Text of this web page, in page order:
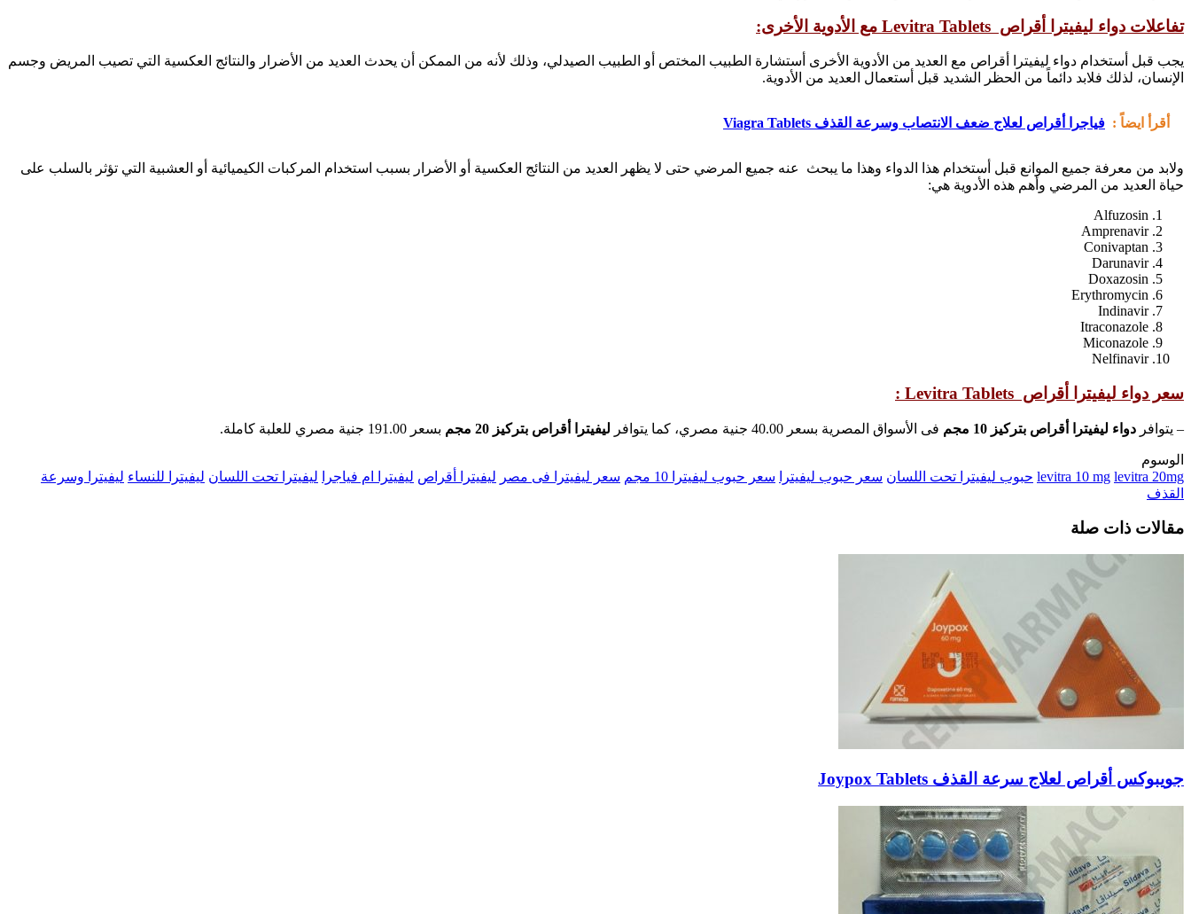
تفاعلات دواء ليفيترا أقراص Levitra Tablets مع الأدوية الأخرى:
يجب قبل أستخدام دواء ليفيترا أقراص مع العديد من الأدوية الأخرى أستشارة الطبيب المختص أو الطبيب الصيدلي، وذلك لأنه من الممكن أن يحدث العديد من الأضرار والنتائج العكسية التي تصيب المريض وجسم
الإنسان، لذلك فلابد دائماً من الحظر الشديد قبل أستعمال العديد من الأدوية.
أقرأ ايضاً : فياجرا أقراص لعلاج ضعف الانتصاب وسرعة القذف Viagra Tablets
ولابد من معرفة جميع الموانع قبل أستخدام هذا الدواء وهذا ما يبحث عنه جميع المرضي حتى لا يظهر العديد من النتائج العكسية أو الأضرار بسبب استخدام المركبات الكيميائية أو العشبية التي تؤثر بالسلب على
حياة العديد من المرضي وأهم هذه الأدوية هي:
Alfuzosin
Amprenavir
Conivaptan
Darunavir
Doxazosin
Erythromycin
Indinavir
Itraconazole
Miconazole
Nelfinavir
سعر دواء ليفيترا أقراص Levitra Tablets :
– يتوافر دواء ليفيترا أقراص بتركيز 10 مجم فى الأسواق المصرية بسعر 40.00 جنية مصري، كما يتوافر ليفيترا أقراص بتركيز 20 مجم بسعر 191.00 جنية مصري للعلبة كاملة.
الوسوم
levitra 10 mg levitra 20mg حبوب ليفيترا تحت اللسان سعر حبوب ليفيترا سعر حبوب ليفيترا 10 مجم سعر ليفيترا فى مصر ليفيترا أقراص ليفيترا ام فياجرا ليفيترا تحت اللسان ليفيترا للنساء ليفيترا وسرعة
القذف
مقالات ذات صلة
جويبوكس أقراص لعلاج سرعة القذف Joypox Tablets